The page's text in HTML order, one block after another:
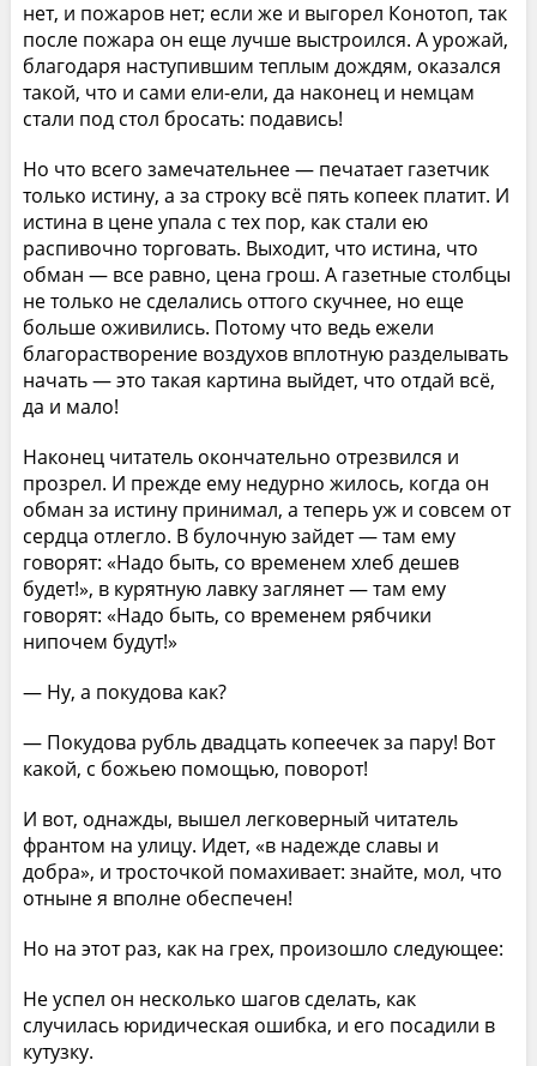
нет, и пожаров нет; если же и выгорел Конотоп, так
после пожара он еще лучше выстроился. А урожай,
благодаря наступившим теплым дождям, оказался
такой, что и сами ели-ели, да наконец и немцам
стали под стол бросать: подавись!
Но что всего замечательнее — печатает газетчик
только истину, а за строку всё пять копеек платит. И
истина в цене упала с тех пор, как стали ею
распивочно торговать. Выходит, что истина, что
обман — все равно, цена грош. А газетные столбцы
не только не сделались оттого скучнее, но еще
больше оживились. Потому что ведь ежели
благорастворение воздухов вплотную разделывать
начать — это такая картина выйдет, что отдай всё,
да и мало!
Наконец читатель окончательно отрезвился и
прозрел. И прежде ему недурно жилось, когда он
обман за истину принимал, а теперь уж и совсем от
сердца отлегло. В булочную зайдет — там ему
говорят: «Надо быть, со временем хлеб дешев
будет!», в курятную лавку заглянет — там ему
говорят: «Надо быть, со временем рябчики
нипочем будут!»
— Ну, а покудова как?
— Покудова рубль двадцать копеечек за пару! Вот
какой, с божьею помощью, поворот!
И вот, однажды, вышел легковерный читатель
франтом на улицу. Идет, «в надежде славы и
добра», и тросточкой помахивает: знайте, мол, что
отныне я вполне обеспечен!
Но на этот раз, как на грех, произошло следующее:
Не успел он несколько шагов сделать, как
случилась юридическая ошибка, и его посадили в
кутузку.